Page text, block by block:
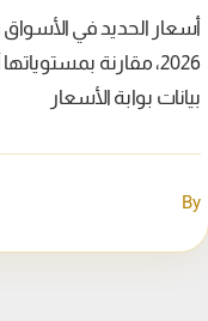
2026، مقارنة
بيانات بوابة الأسعار
By